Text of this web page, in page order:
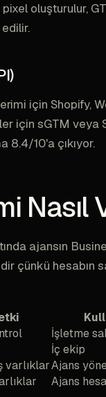
oluşturulur,
için Shopify,
için sGTM veya
8.4/10'a çıkıyor.
Nasıl
ajansın
çünkü hesabın
İşletme
İç ekip
varlıklarAjans
Ajans